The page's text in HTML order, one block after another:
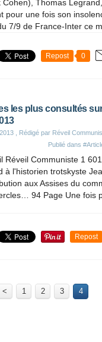
Thomas
pour une fois son
7/9 de France-Inter ce
Repost 0
les plus consultés
, Rédigé par Réveil
Publié dans
Réveil Communiste 1
à l'historien trotskyste
aux Assises du
94 Page Une fois
Repost
< 1 2 3 4